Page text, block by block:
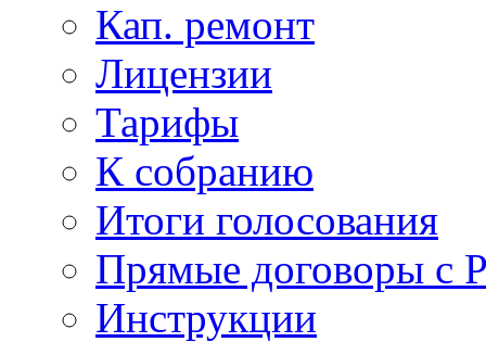
Кап. ремонт
Лицензии
Тарифы
К собранию
Итоги голосования
Прямые договоры с
Инструкции